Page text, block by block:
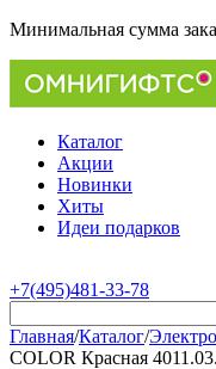
Минимальная сумма
Каталог
Акции
Новинки
Хиты
Идеи подарков
+7(495)481-33-78
Главная/Каталог/
COLOR Красная